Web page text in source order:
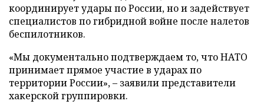
координирует удары по России, но и задействует
специалистов по гибридной войне после налетов
беспилотников.
«Мы документально подтверждаем то, что НАТО
принимает прямое участие в ударах по
территории России», – заявили представители
хакерской группировки.